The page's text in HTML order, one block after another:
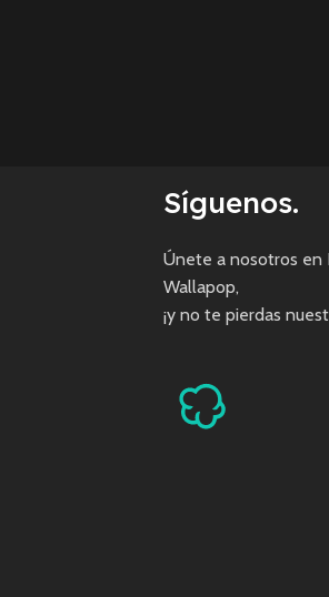
Síguenos.
Únete a nosotros en
Wallapop,
¡y no te pierdas